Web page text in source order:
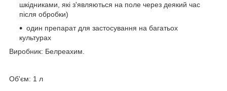
шкідниками, які з'являються на поле через деякий час
після обробки)
один препарат для застосування на багатьох
культурах
Виробник: Белреахим.
Об'єм: 1 л